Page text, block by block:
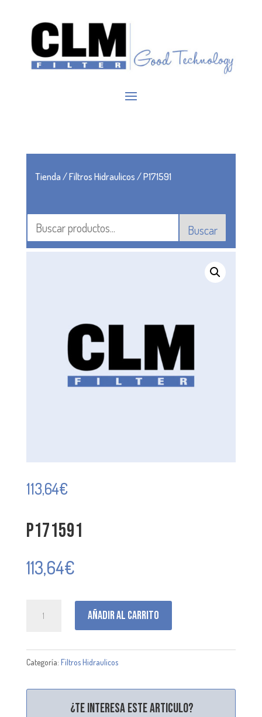
Tienda/Filtros Hidraulicos/ P171591
Buscar
113,64€
P171591
113,64€
Añadir al carrito
Categoría: Filtros Hidraulicos
¿Te interesa este articulo?